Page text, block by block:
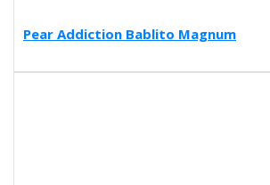
Pear Addiction Bablito Magnum